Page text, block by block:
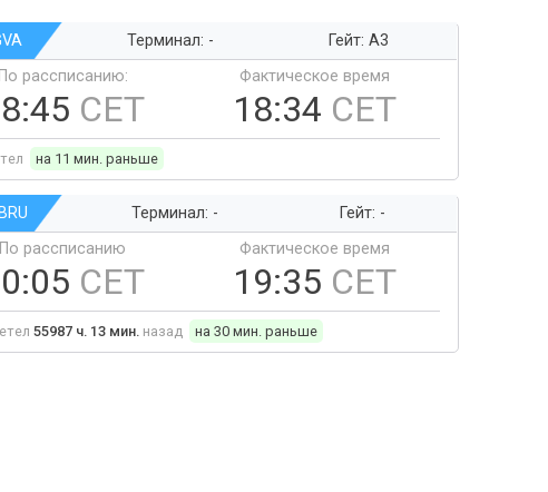
Терминал: -
Гейт: A3
По рассписанию:
CET
Фактическое время
18:34 CET
на 11 мин. раньше
Терминал: -
Гейт: -
По рассписанию
CET
Фактическое время
19:35 CET
55987 ч. 13 мин. назад на 30 мин. раньше